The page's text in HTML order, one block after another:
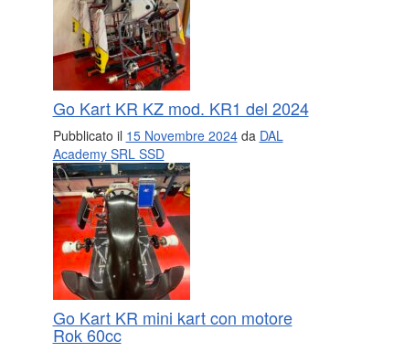
Go Kart KR KZ mod. KR1 del 2024
Pubblicato il 15 Novembre 2024da DAL
Academy SRL SSD
Go Kart KR mini kart con motore
Rok 60cc